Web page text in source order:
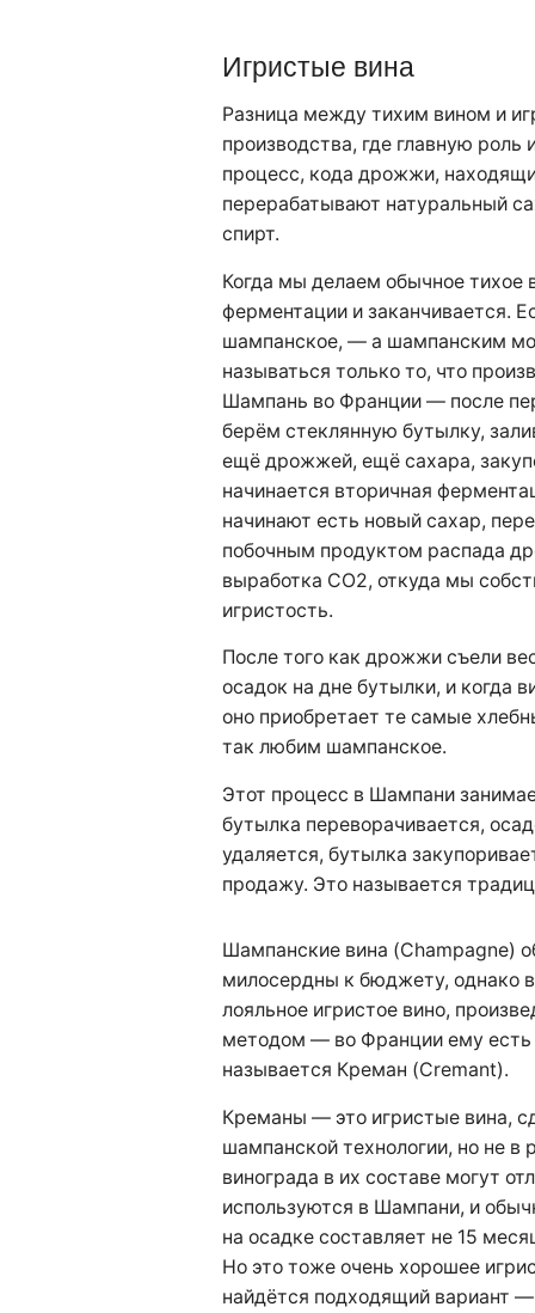
Игристые вина
Разница между тихим вином и
производства, где главную роль
процесс, кода дрожжи,
перерабатывают натуральный
спирт.
Когда мы делаем обычное тихое
ферментации и заканчивается.
шампанское, — а шампанским
называться только то, что
Шампань во Франции — после
берём стеклянную бутылку,
ещё дрожжей, ещё сахара,
начинается вторичная
начинают есть новый сахар,
побочным продуктом распада
выработка СО2, откуда мы
игристость.
После того как дрожжи съели
осадок на дне бутылки, и когда
оно приобретает те самые
так любим шампанское.
Этот процесс в Шампани
бутылка переворачивается,
удаляется, бутылка
продажу. Это называется
Шампанские вина (Champagne)
милосердны к бюджету, однако
лояльное игристое вино,
методом — во Франции ему есть
называется Креман (Cremant).
Креманы — это игристые вина,
шампанской технологии, но не в
винограда в их составе могут
используются в Шампани, и
на осадке составляет не 15
Но это тоже очень хорошее
найдётся подходящий вариант